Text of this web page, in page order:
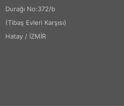
Durağı No:372/b
(Tibaş Evleri Karşısı)
Hatay / İZMİR